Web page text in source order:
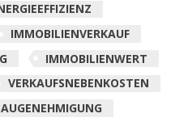
IMMOBILIENVERKAUF
IMMOBILIENWERT
VERKAUFSNEBENKOSTEN